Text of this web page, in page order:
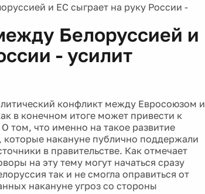
и ЕС сыграет на руку России -
Белоруссией и
- усилит
конфликт между Евросоюзом и
в конечном итоге может привести к
том, что именно на такое развитие
накануне публично поддержали
в правительстве. Как отмечает
на эту тему могут начаться сразу
так и не смогла оправиться от
накануне угроз со стороны